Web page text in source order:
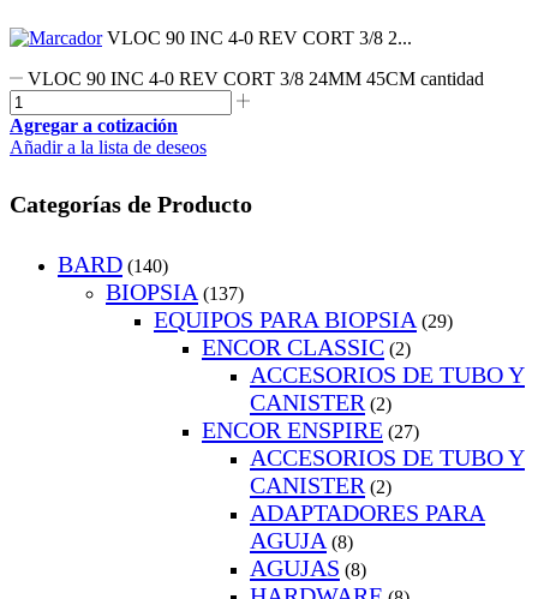
VLOC 90 INC 4-0 REV CORT 3/8 2...
VLOC 90 INC 4-0 REV CORT 3/8 24MM 45CM cantidad
Agregar a cotización
Añadir a la lista de deseos
Categorías de Producto
BARD (140)
BIOPSIA (137)
EQUIPOS PARA BIOPSIA (29)
ENCOR CLASSIC (2)
ACCESORIOS DE TUBO Y
CANISTER (2)
ENCOR ENSPIRE (27)
ACCESORIOS DE TUBO Y
CANISTER (2)
ADAPTADORES PARA
AGUJA (8)
AGUJAS (8)